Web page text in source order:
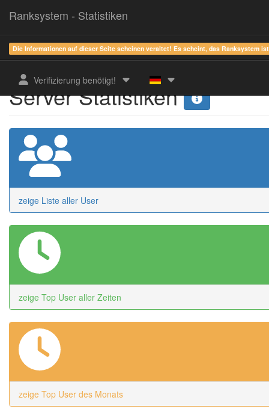
Ranksystem - Statistiken
Die Informationen auf dieser Seite scheinen veraltet! Es scheint, das Ranksystem
Verifizierung benötigt!
Server Statistiken
zeige Liste aller User
zeige Top User aller Zeiten
zeige Top User des Monats